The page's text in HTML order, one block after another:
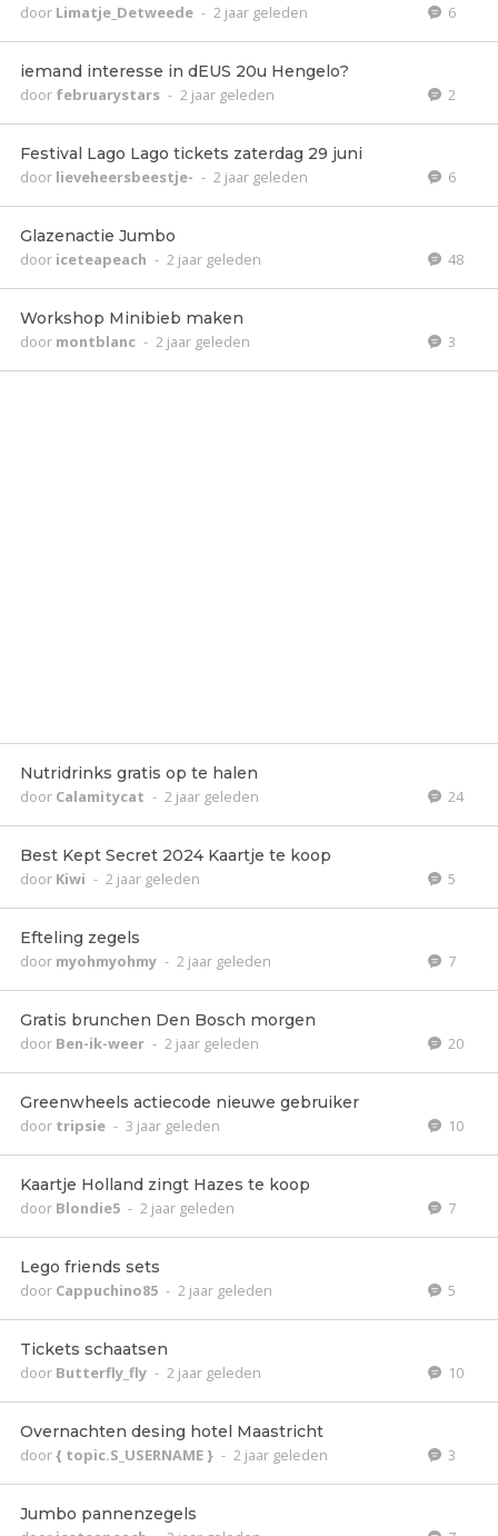
door Limatje_Detweede - 2 jaar geleden 6
iemand interesse in dEUS 20u Hengelo?
door februarystars - 2 jaar geleden 2
Festival Lago Lago tickets zaterdag 29 juni
door lieveheersbeestje- - 2 jaar geleden 6
Glazenactie Jumbo
door iceteapeach - 2 jaar geleden 48
Workshop Minibieb maken
door montblanc - 2 jaar geleden 3
Nutridrinks gratis op te halen
door Calamitycat - 2 jaar geleden 24
Best Kept Secret 2024 Kaartje te koop
door Kiwi - 2 jaar geleden 5
Efteling zegels
door myohmyohmy - 2 jaar geleden 7
Gratis brunchen Den Bosch morgen
door Ben-ik-weer - 2 jaar geleden 20
Greenwheels actiecode nieuwe gebruiker
door tripsie - 3 jaar geleden 10
Kaartje Holland zingt Hazes te koop
door Blondie5 - 2 jaar geleden 7
Lego friends sets
door Cappuchino85 - 2 jaar geleden 5
Tickets schaatsen
door Butterfly_fly - 2 jaar geleden 10
Overnachten desing hotel Maastricht
door{ topic.S_USERNAME } - 2 jaar geleden 3
Jumbo pannenzegels